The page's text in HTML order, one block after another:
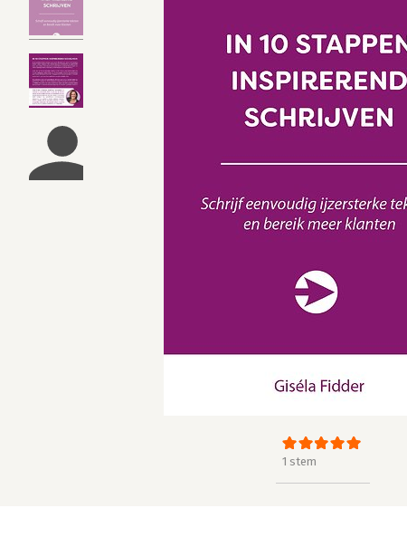
1 stem